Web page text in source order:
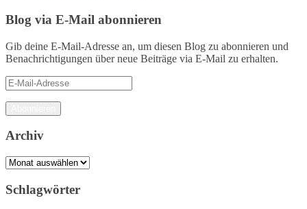
Blog via E-Mail abonnieren
Gib deine E-Mail-Adresse an, um diesen Blog zu abonnieren und
Benachrichtigungen über neue Beiträge via E-Mail zu erhalten.
E-
Mail-
Adresse
Archiv
Archiv
Schlagwörter